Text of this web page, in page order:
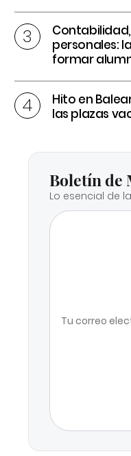
personales:
formar
Hito en
las plazas
Boletín de
Lo esencial de